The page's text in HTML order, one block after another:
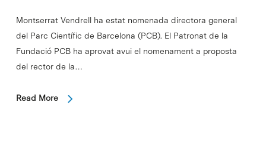
Montserrat Vendrell ha estat nomenada directora general
del Parc Científic de Barcelona (PCB). El Patronat de la
Fundació PCB ha aprovat avui el nomenament a proposta
del rector de la…
Read More